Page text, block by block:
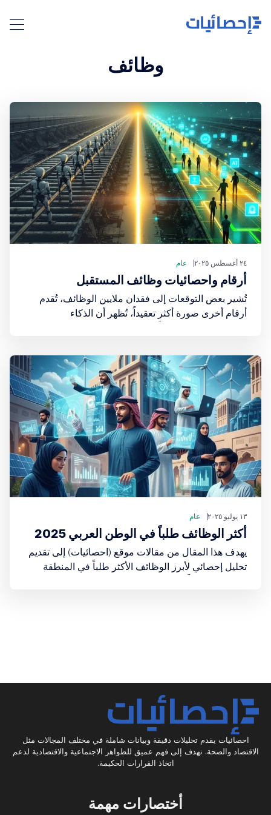
وظائف
٢٤ أغسطس ٢٠٢٥ عام
أرقام واحصائيات وظائف المستقبل
تُشير بعض التوقعات إلى فقدان ملايين الوظائف، تُقدم
أرقام أخرى صورة أكثر تعقيداً، تُظهر أن الذكاء
١٣ يوليو ٢٠٢٥ عام
أكثر الوظائف طلباً في الوطن العربي 2025
يهدف هذا المقال من مقالات موقع (احصائيات) إلى تقديم
تحليل إحصائي لأبرز الوظائف الأكثر طلباً في المنطقة
احصائيات يقدم تحليلات دقيقة وبيانات شاملة في مختلف المجالات مثل
الاقتصاد والصحة. نهدف إلى فهم عميق للظواهر الاجتماعية والاقتصادية لدعم
اتخاذ القرارات الحكيمة.
أختصارات مهمة